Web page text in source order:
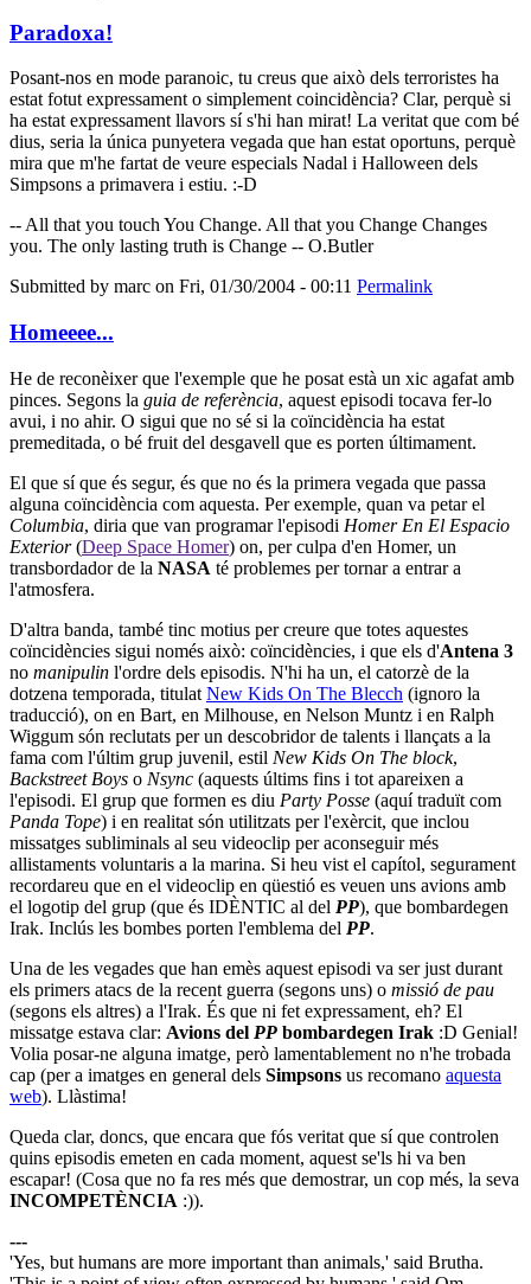
Paradoxa!
Posant-nos en mode paranoic, tu creus que això dels terroristes ha
estat fotut expressament o simplement coincidència? Clar, perquè si
ha estat expressament llavors sí s'hi han mirat! La veritat que com bé
dius, seria la única punyetera vegada que han estat oportuns, perquè
mira que m'he fartat de veure especials Nadal i Halloween dels
Simpsons a primavera i estiu. :-D
-- All that you touch You Change. All that you Change Changes
you. The only lasting truth is Change -- O.Butler
Submitted by marc on Fri, 01/30/2004 - 00:11 Permalink
Homeeee...
He de reconèixer que l'exemple que he posat està un xic agafat amb
pinces. Segons la guia de referència, aquest episodi tocava fer-lo
avui, i no ahir. O sigui que no sé si la coïncidència ha estat
premeditada, o bé fruit del desgavell que es porten últimament.
El que sí que és segur, és que no és la primera vegada que passa
alguna coïncidència com aquesta. Per exemple, quan va petar el
Columbia, diria que van programar l'episodi Homer En El Espacio
Exterior(Deep Space Homer) on, per culpa d'en Homer, un
transbordador de la NASA té problemes per tornar a entrar a
l'atmosfera.
D'altra banda, també tinc motius per creure que totes aquestes
coïncidències sigui només això: coïncidències, i que els d'Antena 3
no manipulin l'ordre dels episodis. N'hi ha un, el catorzè de la
dotzena temporada, titulat New Kids On The Blecch (ignoro la
traducció), on en Bart, en Milhouse, en Nelson Muntz i en Ralph
Wiggum són reclutats per un descobridor de talents i llançats a la
fama com l'últim grup juvenil, estil New Kids On The block,
Backstreet Boys o Nsync (aquests últims fins i tot apareixen a
l'episodi. El grup que formen es diu Party Posse (aquí traduït com
Panda Tope) i en realitat són utilitzats per l'exèrcit, que inclou
missatges subliminals al seu videoclip per aconseguir més
allistaments voluntaris a la marina. Si heu vist el capítol, segurament
recordareu que en el videoclip en qüestió es veuen uns avions amb
el logotip del grup (que és IDÈNTIC al del PP), que bombardegen
Irak. Inclús les bombes porten l'emblema del PP.
Una de les vegades que han emès aquest episodi va ser just durant
els primers atacs de la recent guerra (segons uns) o missió de pau
(segons els altres) a l'Irak. És que ni fet expressament, eh? El
missatge estava clar: Avions del PP bombardegen Irak :D Genial!
Volia posar-ne alguna imatge, però lamentablement no n'he trobada
cap (per a imatges en general dels Simpsons us recomano aquesta
web). Llàstima!
Queda clar, doncs, que encara que fós veritat que sí que controlen
quins episodis emeten en cada moment, aquest se'ls hi va ben
escapar! (Cosa que no fa res més que demostrar, un cop més, la seva
INCOMPETÈNCIA :)).
---
'Yes, but humans are more important than animals,' said Brutha.